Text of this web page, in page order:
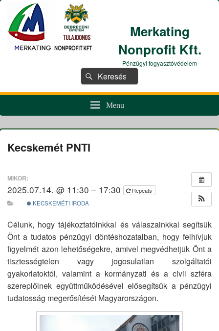
Merkating
Nonprofit Kft.
Pénzügyi fogyasztóvédelem
Search
for:
Search
Menu
Kecskemét PNTI
MIKOR:
2025.07.14. @ 11:30 – 17:30
Repeats
KECSKEMÉTI IRODA
Célunk, hogy tájékoztatóinkkal és válaszainkkal segítsük
Önt a tudatos pénzügyi döntéshozatalban, hogy felhívjuk
figyelmét azon lehetőségekre, amivel megvédhetjük Önt a
tisztességtelen vagy jogosulatlan szolgáltatói
gyakorlatoktól, valamint a kormányzati és a civil szféra
szereplőinek együttműködésével elősegítsük a pénzügyi
tudatosság megerősítését Magyarországon.